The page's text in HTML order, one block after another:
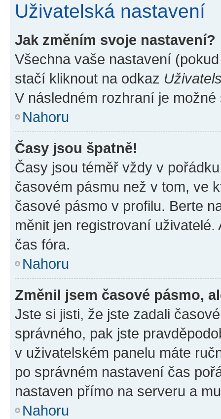
Uživatelská nastavení
Jak změním svoje nastavení?
Všechna vaše nastavení
stačí kliknout na odkaz
V následném rozhraní je
Nahoru
Časy jsou špatně!
Časy jsou téměř vždy v
časovém pásmu než v tom, ve
časové pásmo v profilu. Berte
měnit jen registrovaní
čas fóra.
Nahoru
Změnil jsem časové pásmo,
Jste si jisti, že jste zadali
správného, pak jste
v uživatelském panelu máte
po správném nastavení čas
nastaven přímo na serveru a
Nahoru